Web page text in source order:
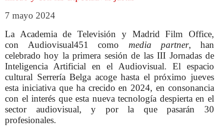
7 mayo 2024
La Academia de Televisión y Madrid Film Office,
con Audiovisual451 como media partner, han
celebrado hoy la primera sesión de las III Jornadas de
Inteligencia Artificial en el Audiovisual. El espacio
cultural Serrería Belga acoge hasta el próximo jueves
esta iniciativa que ha crecido en 2024, en consonancia
con el interés que esta nueva tecnología despierta en el
sector audiovisual, y por la que pasarán 30
profesionales.